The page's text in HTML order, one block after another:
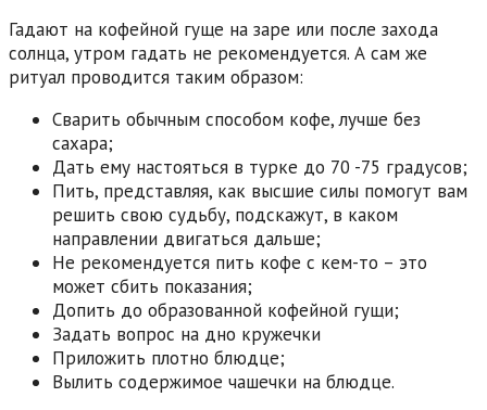
Гадают на кофейной гуще на заре или после захода
солнца, утром гадать не рекомендуется. А сам же
ритуал проводится таким образом:
Сварить обычным способом кофе, лучше без
сахара;
Дать ему настояться в турке до 70 -75 градусов;
Пить, представляя, как высшие силы помогут вам
решить свою судьбу, подскажут, в каком
направлении двигаться дальше;
Не рекомендуется пить кофе с кем-то – это
может сбить показания;
Допить до образованной кофейной гущи;
Задать вопрос на дно кружечки
Приложить плотно блюдце;
Вылить содержимое чашечки на блюдце.